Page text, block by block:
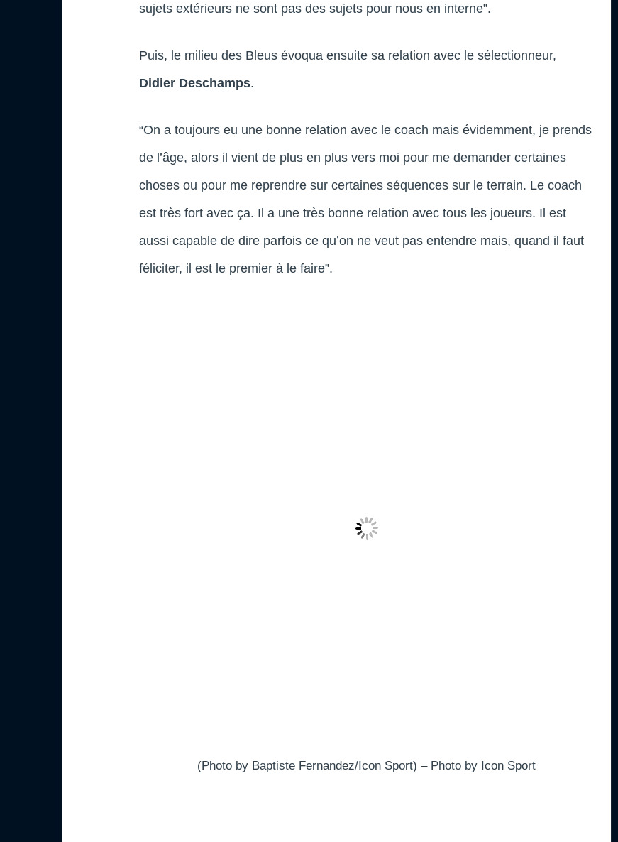
sujets extérieurs ne sont pas des sujets pour nous en interne”.
Puis, le milieu des Bleus évoqua ensuite sa relation avec le sélectionneur,
Didier Deschamps.
“On a toujours eu une bonne relation avec le coach mais évidemment, je prends
de l’âge, alors il vient de plus en plus vers moi pour me demander certaines
choses ou pour me reprendre sur certaines séquences sur le terrain. Le coach
est très fort avec ça. Il a une très bonne relation avec tous les joueurs. Il est
aussi capable de dire parfois ce qu’on ne veut pas entendre mais, quand il faut
féliciter, il est le premier à le faire”.
(Photo by Baptiste Fernandez/Icon Sport) – Photo by Icon Sport